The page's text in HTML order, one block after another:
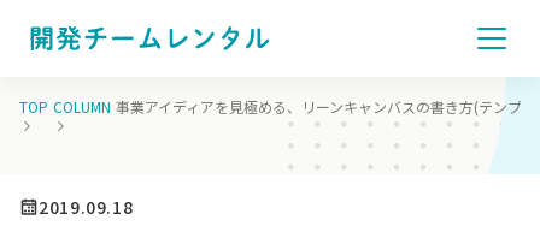
TOP COLUMN 事業アイディアを見極める、リーンキャンバスの書き方(テンプ
2019.09.18